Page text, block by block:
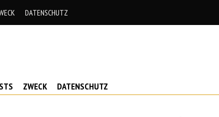
DATENSCHUTZ
ZWECK DATENSCHUTZ